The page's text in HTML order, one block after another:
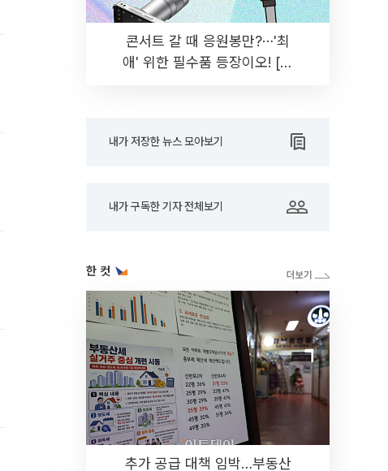
콘서트 갈 때 응원봉만?⋯'최
애' 위한 필수품 등장이오! [솔
내가 저장한 뉴스 모아보기
내가 구독한 기자 전체보기
한 컷
추가 공급 대책 임박…부동산